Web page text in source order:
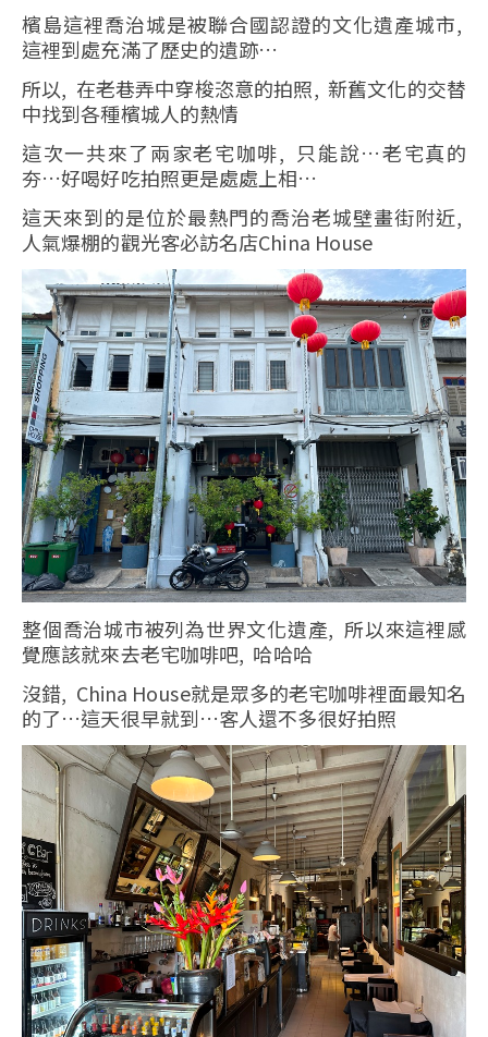
檳島這裡喬治城是被聯合國認證的文化遺產城市,
這裡到處充滿了歷史的遺跡…
所以, 在老巷弄中穿梭恣意的拍照, 新舊文化的交替
中找到各種檳城人的熱情
這次一共來了兩家老宅咖啡, 只能說…老宅真的
夯…好喝好吃拍照更是處處上相…
這天來到的是位於最熱門的喬治老城壁畫街附近,
人氣爆棚的觀光客必訪名店China House
整個喬治城市被列為世界文化遺產, 所以來這裡感
覺應該就來去老宅咖啡吧, 哈哈哈
沒錯, China House就是眾多的老宅咖啡裡面最知名
的了…這天很早就到…客人還不多很好拍照